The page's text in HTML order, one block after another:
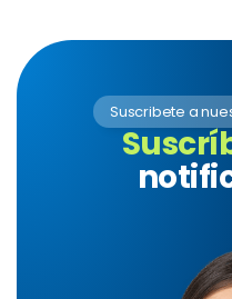
Suscribete a